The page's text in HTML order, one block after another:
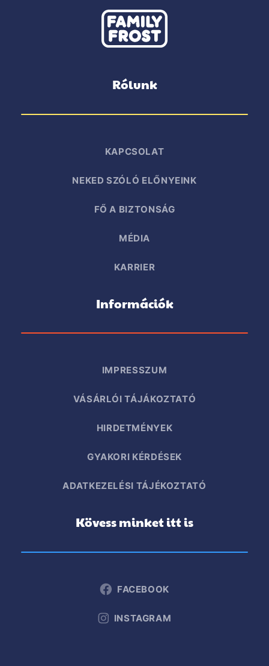
Rólunk
KAPCSOLAT
NEKED SZÓLÓ ELŐNYEINK
FŐ A BIZTONSÁG
MÉDIA
KARRIER
Információk
IMPRESSZUM
VÁSÁRLÓI TÁJÁKOZTATÓ
HIRDETMÉNYEK
GYAKORI KÉRDÉSEK
ADATKEZELÉSI TÁJÉKOZTATÓ
Kövess minket itt is
FACEBOOK
INSTAGRAM